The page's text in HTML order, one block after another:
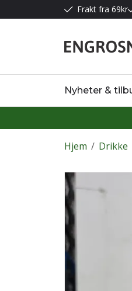
Frakt fra 69kr
Nyheter &
/
Hjem Drikke